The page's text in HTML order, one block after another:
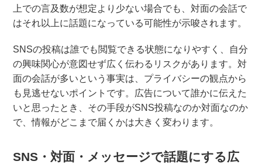
上での言及数が想定より少ない場合でも、対面の会話で
はそれ以上に話題になっている可能性が示唆されます。
SNSの投稿は誰でも閲覧できる状態になりやすく、自分
の興味関心が意図せず広く伝わるリスクがあります。対
面の会話が多いという事実は、プライバシーの観点から
も見逃せないポイントです。広告について誰かに伝えた
いと思ったとき、その手段がSNS投稿なのか対面なのか
で、情報がどこまで届くかは大きく変わります。
SNS・対面・メッセージで話題にする広